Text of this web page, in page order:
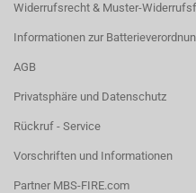
Widerrufsrecht & Muster-
Informationen zur
AGB
Privatsphäre und Datenschutz
Rückruf - Service
Vorschriften und Informationen
Partner MBS-FIRE.com